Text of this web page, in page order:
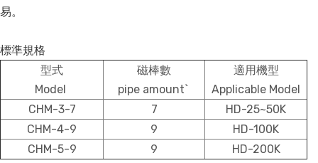
易。
標準規格
型式
Model
磁棒數
pipe amount`
適用機型
Applicable Model
CHM-3-7
7
HD-25~50K
CHM-4-9
9
HD-100K
CHM-5-9
9 HD-200K